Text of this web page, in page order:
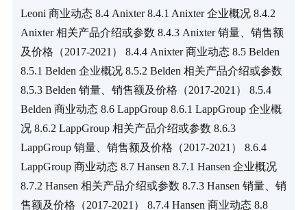
Leoni 商业动态 8.4 Anixter 8.4.1 Anixter 企业概况 8.4.2
Anixter 相关产品介绍或参数 8.4.3 Anixter 销量、销售额
及价格（2017-2021） 8.4.4 Anixter 商业动态 8.5 Belden
8.5.1 Belden 企业概况 8.5.2 Belden 相关产品介绍或参数
8.5.3 Belden 销量、销售额及价格（2017-2021） 8.5.4
Belden 商业动态 8.6 LappGroup 8.6.1 LappGroup 企业概
况 8.6.2 LappGroup 相关产品介绍或参数 8.6.3
LappGroup 销量、销售额及价格（2017-2021） 8.6.4
LappGroup 商业动态 8.7 Hansen 8.7.1 Hansen 企业概况
8.7.2 Hansen 相关产品介绍或参数 8.7.3 Hansen 销量、销
售额及价格（2017-2021） 8.7.4 Hansen 商业动态 8.8